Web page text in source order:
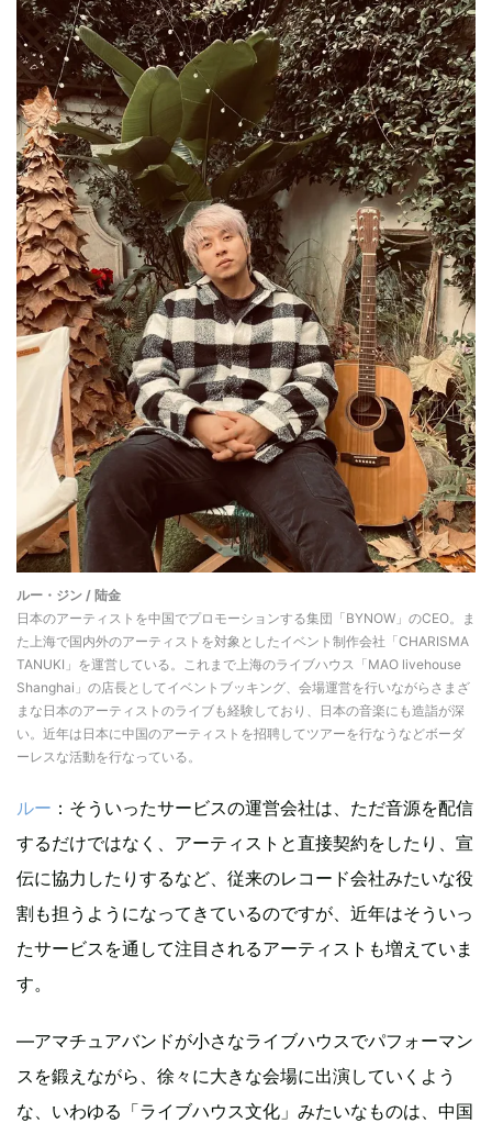
ルー・ジン / 陆金
日本のアーティストを中国でプロモーションする集団「BYNOW」のCEO。ま
た上海で国内外のアーティストを対象としたイベント制作会社「CHARISMA
TANUKI」を運営している。これまで上海のライブハウス「MAO livehouse
Shanghai」の店長としてイベントブッキング、会場運営を行いながらさまざ
まな日本のアーティストのライブも経験しており、日本の音楽にも造詣が深
い。近年は日本に中国のアーティストを招聘してツアーを行なうなどボーダ
ーレスな活動を行なっている。
ルー ：そういったサービスの運営会社は、ただ音源を配信
するだけではなく、アーティストと直接契約をしたり、宣
伝に協力したりするなど、従来のレコード会社みたいな役
割も担うようになってきているのですが、近年はそういっ
たサービスを通して注目されるアーティストも増えていま
す。
―アマチュアバンドが小さなライブハウスでパフォーマン
スを鍛えながら、徐々に大きな会場に出演していくよう
な、いわゆる「ライブハウス文化」みたいなものは、中国